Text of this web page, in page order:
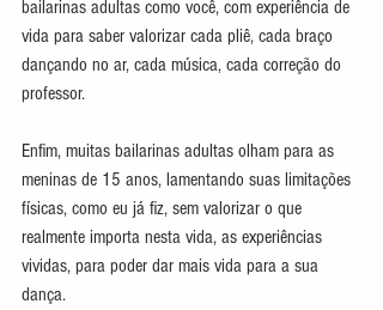
bailarinas adultas como você, com experiência de
vida para saber valorizar cada pliê, cada braço
dançando no ar, cada música, cada correção do
professor.
Enfim, muitas bailarinas adultas olham para as
meninas de 15 anos, lamentando suas limitações
físicas, como eu já fiz, sem valorizar o que
realmente importa nesta vida, as experiências
vividas, para poder dar mais vida para a sua
dança.